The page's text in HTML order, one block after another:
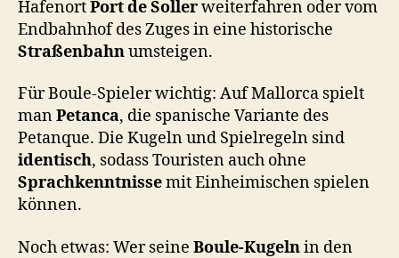
HafenortPort de Sollerweiterfahren oder vom
Endbahnhof des Zuges in eine historische
Straßenbahnumsteigen.
Für Boule-Spieler wichtig: Auf Mallorca spielt
manPetanca, die spanische Variante des
Petanque. Die Kugeln und Spielregeln sind
identisch, sodass Touristen auch ohne
Sprachkenntnissemit Einheimischen spielen
können.
Noch etwas: Wer seine Boule-Kugelnin den